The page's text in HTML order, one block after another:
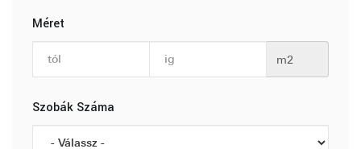
Méret
m2
Szobák Száma